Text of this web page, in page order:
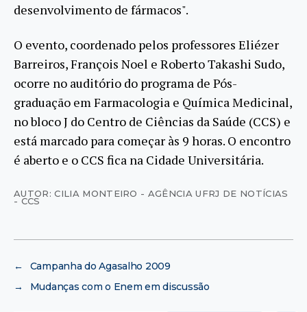
desenvolvimento de fármacos".
O evento, coordenado pelos professores Eliézer
Barreiros, François Noel e Roberto Takashi Sudo,
ocorre no auditório do programa de Pós-
graduação em Farmacologia e Química Medicinal,
no bloco J do Centro de Ciências da Saúde (CCS) e
está marcado para começar às 9 horas. O encontro
é aberto e o CCS fica na Cidade Universitária.
AUTOR: CILIA MONTEIRO - AGÊNCIA UFRJ DE NOTÍCIAS
- CCS
←
Campanha do Agasalho 2009
→
Mudanças com o Enem em discussão